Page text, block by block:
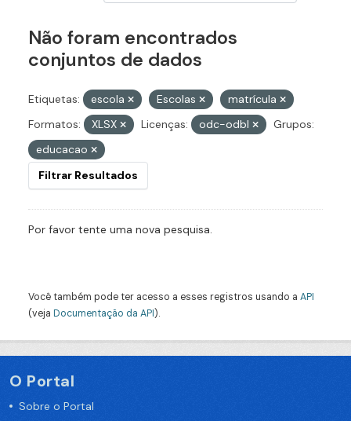
Não foram encontrados
conjuntos de dados
Etiquetas: escola Escolas
matrícula
Formatos:
XLSX Licenças: odc-odbl
Grupos:
educacao
Filtrar Resultados
Por favor tente uma nova pesquisa.
Você também pode ter acesso a esses registros usando a API
(veja Documentação da API).
O Portal
Sobre o Portal